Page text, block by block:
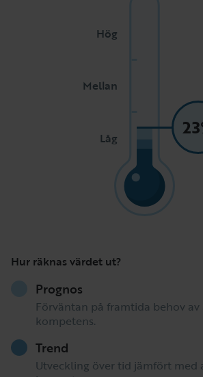
Hög
Mellan
Låg
Hur räknas värdet ut?
Prognos
Förväntan på framtida behov
kompetens.
Trend
Utveckling över tid jämfört med